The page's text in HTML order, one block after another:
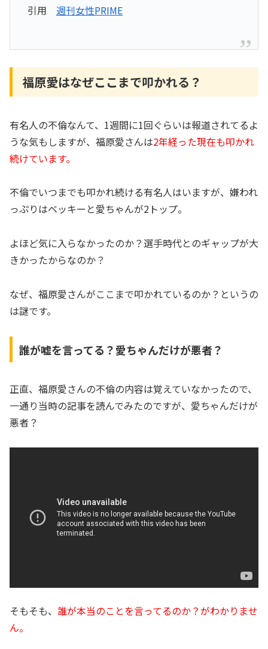
引用 週刊女性PRIME
福原愛はなぜここまで叩かれる？
有名人の不倫なんて、1週間に1回ぐらいは報道されてるよ
うな気もしますが、福原愛さんは2年経った現在も叩かれ
続けています。
不倫でいつまでも叩かれ続ける有名人はいますが、嫌われ
っぷりはベッキーと愛ちゃんが2トップ。
よほど気に入らなかったのか？選手時代とのギャップが大
きかったからなのか？
なぜ、福原愛さんがここまで叩かれているのか？というの
は謎です。
誰が嘘を言ってる？愛ちゃんだけが悪者？
正直、福原愛さんの不倫の内容は覚えていなかったので、
一通り当時の記事を読んでみたのですが、愛ちゃんだけが
悪者？
そもそも、 誰が本当のことを言ってるのか？がわかりませ
ん。